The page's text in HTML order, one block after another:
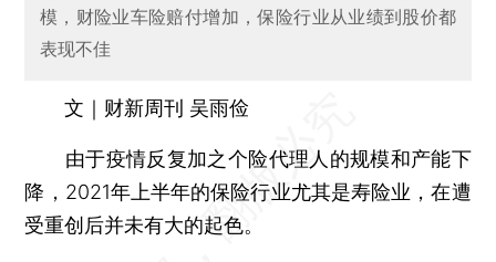
模，财险业车险赔付增加，保险行业从业绩到股价都
表现不佳
文｜财新周刊 吴雨俭
由于疫情反复加之个险代理人的规模和产能下
降，2021年上半年的保险行业尤其是寿险业，在遭
受重创后并未有大的起色。